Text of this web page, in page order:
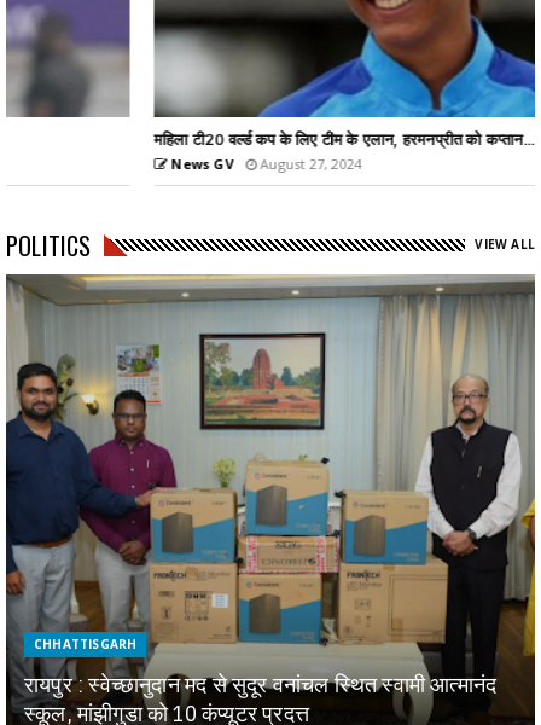
महिला टी20 वर्ल्ड कप के लिए टीम के एलान, हरमनप्रीत को कप्तान...
August 27, 2024
POLITICS VIEW ALL
CHHATTISGARH
रायपुर : स्वेच्छानुदान मद से सुदूर वनांचल स्थित स्वामी आत्मानंद
स्कूल, मांझीगुडा को 10 कंप्यूटर प्रदत्त